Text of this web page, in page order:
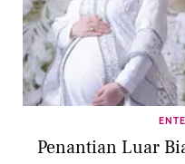
Penantian Luar